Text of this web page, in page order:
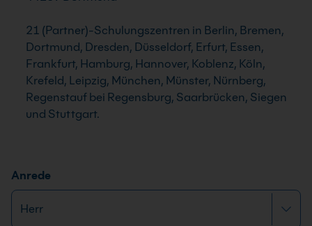
21 (Partner)-Schulungszentren in Berlin, Bremen,
Dortmund, Dresden, Düsseldorf, Erfurt, Essen,
Frankfurt, Hamburg, Hannover, Koblenz, Köln,
Krefeld, Leipzig, München, Münster, Nürnberg,
Regenstauf bei Regensburg, Saarbrücken, Siegen
und Stuttgart.
Anrede